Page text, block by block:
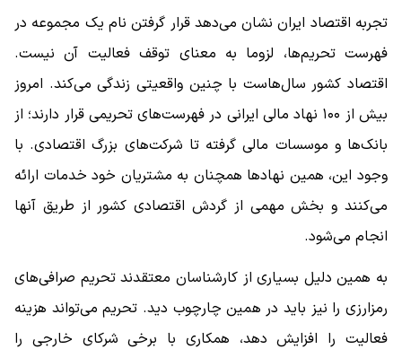
تجربه اقتصاد ایران نشان می‌دهد قرار گرفتن نام یک مجموعه در
فهرست تحریم‌ها، لزوما به معنای توقف فعالیت آن نیست.
اقتصاد کشور سال‌هاست با چنین واقعیتی زندگی می‌کند. امروز
بیش از ۱۰۰ نهاد مالی ایرانی در فهرست‌های تحریمی قرار دارند؛ از
بانک‌ها و موسسات مالی گرفته تا شرکت‌های بزرگ اقتصادی. با
وجود این، همین نهادها همچنان به مشتریان خود خدمات ارائه
می‌کنند و بخش مهمی از گردش اقتصادی کشور از طریق آنها
انجام می‌شود.
به همین دلیل بسیاری از کارشناسان معتقدند تحریم صرافی‌های
رمزارزی را نیز باید در همین چارچوب دید. تحریم می‌تواند هزینه
فعالیت را افزایش دهد، همکاری با برخی شرکای خارجی را